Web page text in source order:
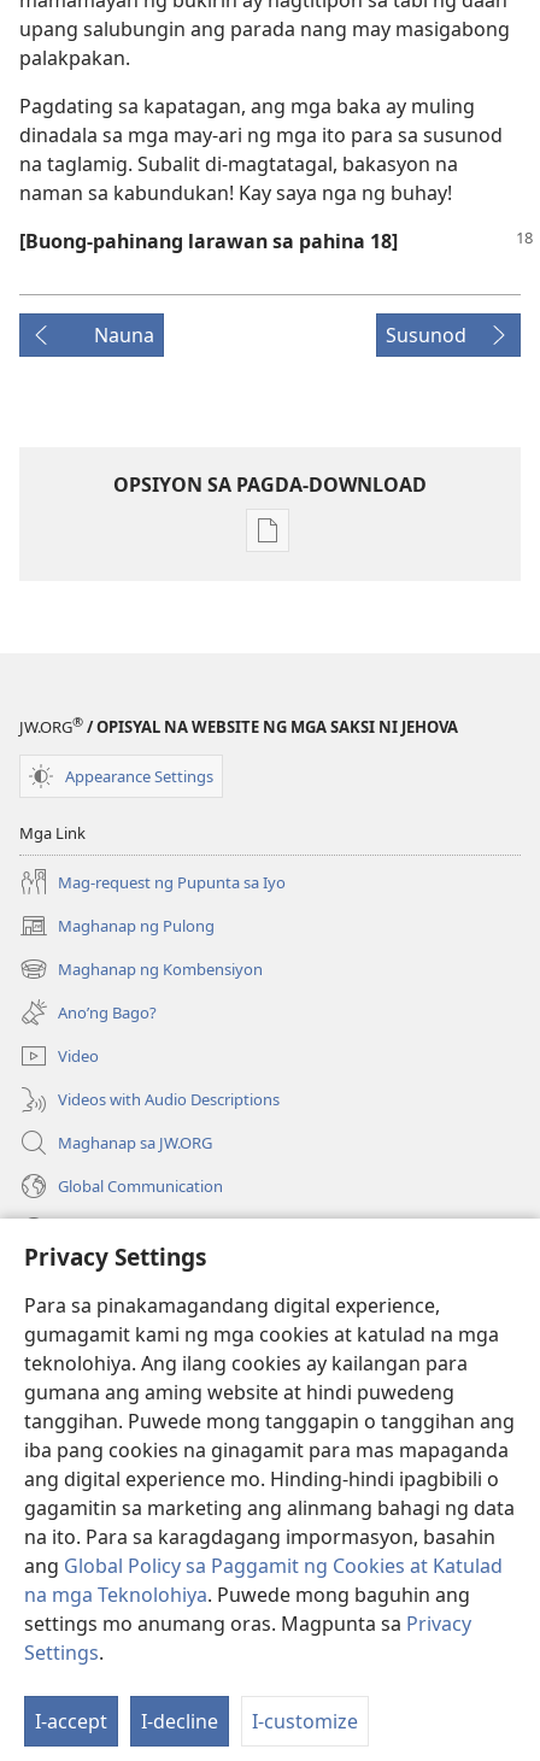
Privacy Settings
Para sa pinakamagandang digital experience,
gumagamit kami ng mga cookies at katulad na mga
teknolohiya. Ang ilang cookies ay kailangan para
gumana ang aming website at hindi puwedeng
tanggihan. Puwede mong tanggapin o tanggihan ang
iba pang cookies na ginagamit para mas mapaganda
ang digital experience mo. Hinding-hindi ipagbibili o
gagamitin sa marketing ang alinmang bahagi ng data
na ito. Para sa karagdagang impormasyon, basahin
ang Global Policy sa Paggamit ng Cookies at Katulad
na mga Teknolohiya. Puwede mong baguhin ang
settings mo anumang oras. Magpunta sa Privacy
Settings.
I-accept I-decline I-customize
upang salubungin ang parada nang may masigabong
palakpakan.
Pagdating sa kapatagan, ang mga baka ay muling
dinadala sa mga may-ari ng mga ito para sa susunod
na taglamig. Subalit di-magtatagal, bakasyon na
naman sa kabundukan! Kay saya nga ng buhay!
[Buong-pahinang larawan sa pahina 18]
Nauna Susunod
OPSIYON SA PAGDA-DOWNLOAD
Opsiyon
MAGASIN
JW.ORG® / OPISYAL NA WEBSITE NG MGA SAKSI NI JEHOVA
Appearance Settings
Mga Link
Mag-request ng Pupunta sa Iyo
Maghanap ng Pulong
(may
bubukas
na
bagong
window)
Maghanap ng Kombensiyon
(may
bubukas
na
bagong
window)
Ano’ng Bago?
Video
Videos with Audio Descriptions
Maghanap sa JW.ORG
Global Communication
(may
na
bagong
window)
Watchtower ONLINE LIBRARY™
(may
bubukas
na
bagong
window)
JW Hub ®
(may
bubukas
bagong
window)
JW Library ®
Watchtower Library®
Copyright
KASUNDUAN SA PAGGAMIT